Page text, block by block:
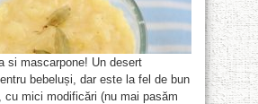
si mascarpone! Un desert
bebeluși, dar este la fel de bun
cu mici modificări (nu mai pasăm